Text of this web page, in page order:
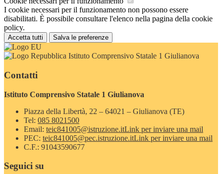
I cookie necessari per il funzionamento non possono essere
disabilitati. È possibile consultare l'elenco nella pagina della cookie
policy.
Accetta tutti Salva le preferenze
Istituto Comprensivo Statale 1 Giulianova
Contatti
Istituto Comprensivo Statale 1 Giulianova
Piazza della Libertà, 22 – 64021 – Giulianova (TE)
Tel: 085 8021500
Email: teic841005@istruzione.itLink per inviare una mail
PEC: teic841005@pec.istruzione.itLink per inviare una mail
C.F.: 91043590677
Seguici su